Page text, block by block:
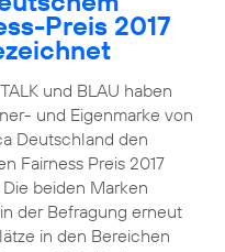
Preis 2017
und BLAU haben
und Eigenmarke von
Deutschland den
Fairness Preis 2017
beiden Marken
der Befragung erneut
in den Bereichen